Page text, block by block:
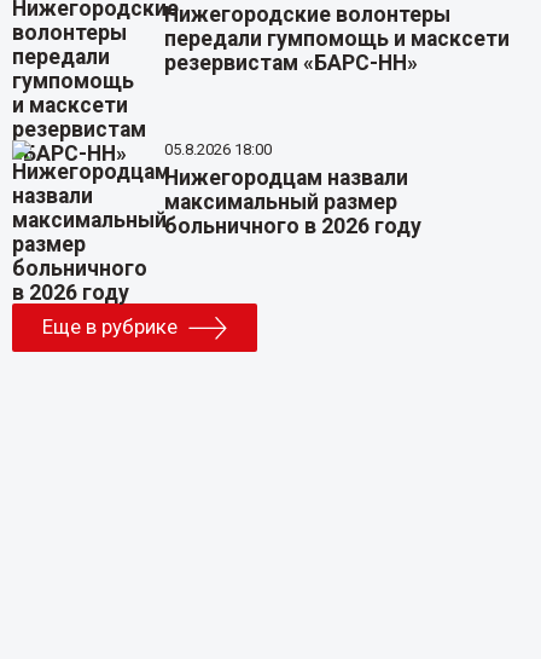
Нижегородские волонтеры
передали гумпомощь и масксети
резервистам «БАРС-НН»
05.8.2026 18:00
Нижегородцам назвали
максимальный размер
больничного в 2026 году
Еще в рубрике